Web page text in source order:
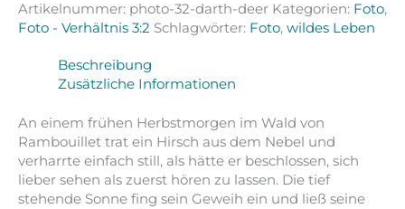
Artikelnummer: photo-32-darth-deer Kategorien: Foto,
Foto - Verhältnis 3:2 Schlagwörter: Foto, wildes Leben
Beschreibung
Zusätzliche Informationen
An einem frühen Herbstmorgen im Wald von
Rambouillet trat ein Hirsch aus dem Nebel und
verharrte einfach still, als hätte er beschlossen, sich
lieber sehen als zuerst hören zu lassen. Die tief
stehende Sonne fing sein Geweih ein und ließ seine